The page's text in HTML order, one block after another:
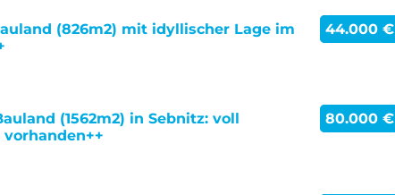
(826m2) mit idyllischer Lage im
44.000 €
(1562m2) in Sebnitz: voll
80.000 €